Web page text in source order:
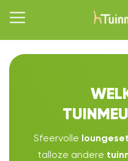
Sfeervolle
talloze andere